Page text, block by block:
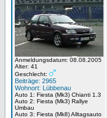
Anmeldungsdatum: 08.08.2005
Alter: 41
Geschlecht:
Beiträge: 2965
Wohnort: Lübbenau
Auto 1: Fiesta (Mk3) Chianti 1.3
Auto 2: Fiesta (Mk3) Rallye
Umbau
Auto 3: Fiesta (Mk8) Alltagsauto